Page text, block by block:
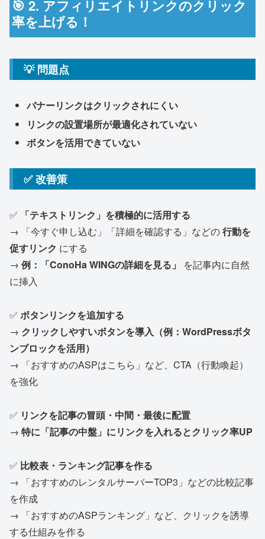
🎯 2. アフィリエイトリンクのクリック
率を上げる！
💡 問題点
バナーリンクはクリックされにくい
リンクの設置場所が最適化されていない
ボタンを活用できていない
✅ 改善策
✅
「テキストリンク」を積極的に活用する
→ 「今すぐ申し込む」「詳細を確認する」などの行動を
促すリンク にする
→ 例：「ConoHa WINGの詳細を見る」
を記事内に自然
に挿入
✅ ボタンリンクを追加する
→ クリックしやすいボタンを導入（例：WordPressボタ
ンブロックを活用）
→ 「おすすめのASPはこちら」など、CTA（行動喚起）
を強化
✅ リンクを記事の冒頭・中間・最後に配置
→ 特に「記事の中盤」にリンクを入れるとクリック率UP
✅ 比較表・ランキング記事を作る
→ 「おすすめのレンタルサーバーTOP3」などの比較記事
を作成
→ 「おすすめのASPランキング」など、クリックを誘導
する仕組みを作る